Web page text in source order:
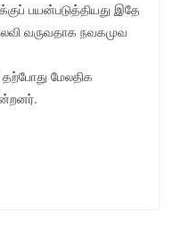
பயன்படுத்தியது இதே
வருவதாக நவகமுவ
மேலதிக